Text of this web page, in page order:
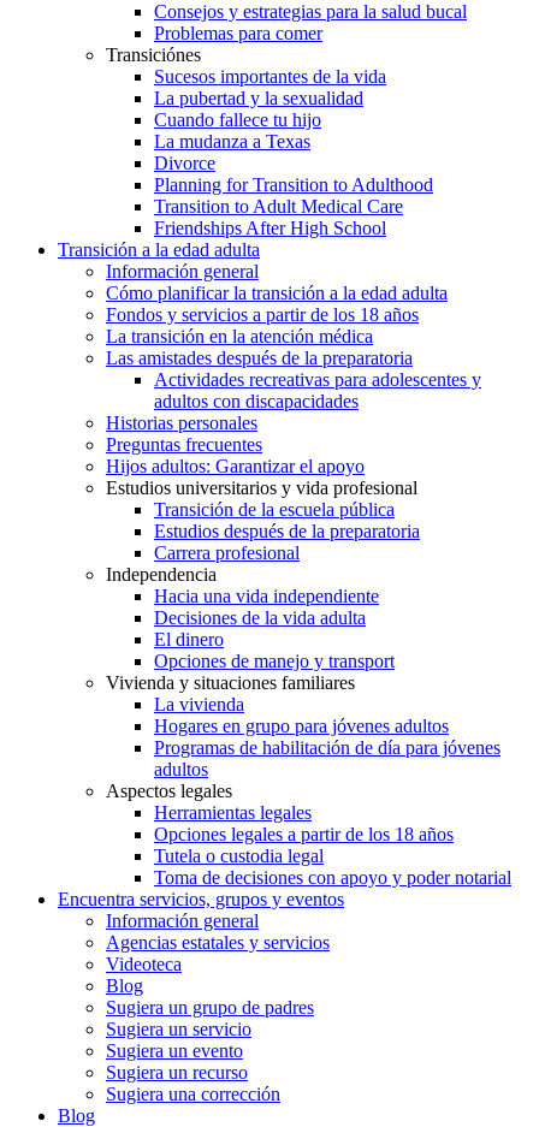
Consejos y estrategias para la salud bucal
Problemas para comer
Transiciónes
Sucesos importantes de la vida
La pubertad y la sexualidad
Cuando fallece tu hijo
La mudanza a Texas
Divorce
Planning for Transition to Adulthood
Transition to Adult Medical Care
Friendships After High School
Transición a la edad adulta
Información general
Cómo planificar la transición a la edad adulta
Fondos y servicios a partir de los 18 años
La transición en la atención médica
Las amistades después de la preparatoria
Actividades recreativas para adolescentes y
adultos con discapacidades
Historias personales
Preguntas frecuentes
Hijos adultos: Garantizar el apoyo
Estudios universitarios y vida profesional
Transición de la escuela pública
Estudios después de la preparatoria
Carrera profesional
Independencia
Hacia una vida independiente
Decisiones de la vida adulta
El dinero
Opciones de manejo y transport
Vivienda y situaciones familiares
La vivienda
Hogares en grupo para jóvenes adultos
Programas de habilitación de día para jóvenes
adultos
Aspectos legales
Herramientas legales
Opciones legales a partir de los 18 años
Tutela o custodia legal
Toma de decisiones con apoyo y poder notarial
Encuentra servicios, grupos y eventos
Información general
Agencias estatales y servicios
Videoteca
Blog
Sugiera un grupo de padres
Sugiera un servicio
Sugiera un evento
Sugiera un recurso
Sugiera una corrección
Blog